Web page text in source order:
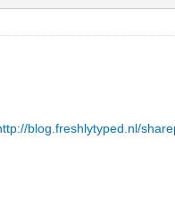
blog.freshlytyped.nl/